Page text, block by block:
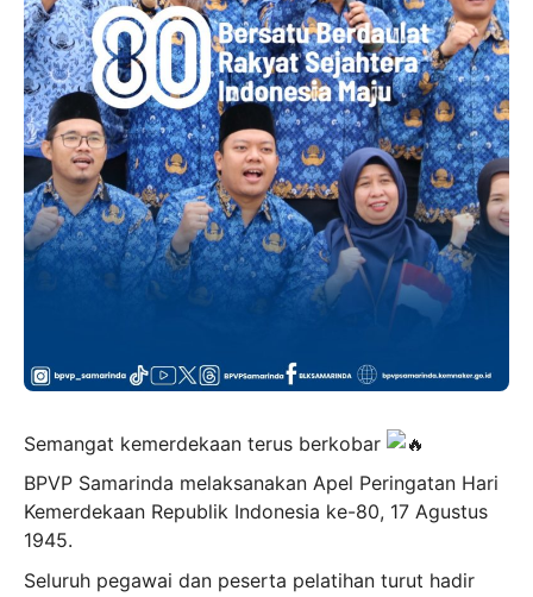
Semangat kemerdekaan terus berkobar
BPVP Samarinda melaksanakan Apel Peringatan Hari
Kemerdekaan Republik Indonesia ke-80, 17 Agustus
1945.
Seluruh pegawai dan peserta pelatihan turut hadir